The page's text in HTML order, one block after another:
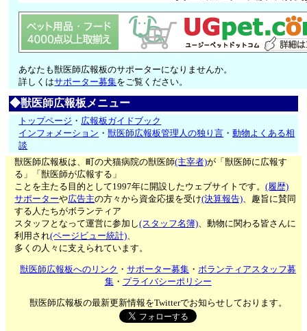
あなたも獣医師広報板のサポーターになりませんか。
詳しくはサポーター募集をご覧ください。
◆獣医師広報板メニュー
トップページ ・ 広報板ガイドブック
インフォメーション ・獣医師広報板管理人の独り言 ・動物よくある相
談
獣医師広報板は、町の犬猫病院の獣医師(主宰者)が「獣医師に広報す
る」「獣医師が広報する」
ことを主たる目的として1997年に開設したウェブサイトです。(履歴)
サポーターや広告主の方々から資金応援を受け(決算報告)、趣旨に賛同
する人たちがボランティア
スタッフとなって運営に参加し(スタッフ名簿)、動物に関わる皆さんに
利用され(ページビュー統計)、
多くの人々に支えられています。
獣医師広報板へのリンク ・サポーター募集 ・ボランティアスタッフ募
集・ プライバシーポリシー
獣医師広報板の最新更新情報をTwitterでお知らせしております。